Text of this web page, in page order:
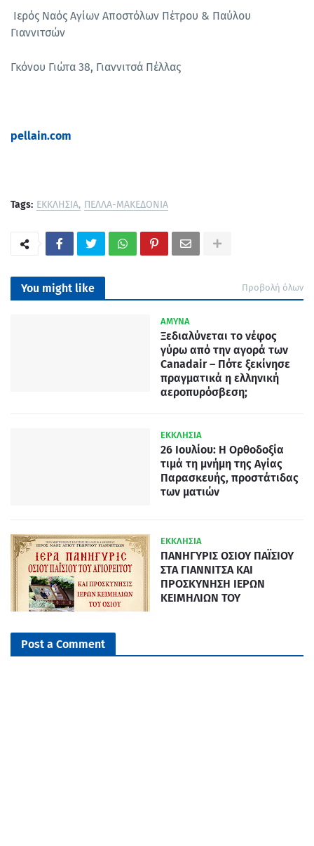
Ιερός Ναός Αγίων Αποστόλων Πέτρου & Παύλου
Γιαννιτσών
Γκόνου Γιώτα 38, Γιαννιτσά Πέλλας
pellain.com
Tags: ΕΚΚΛΗΣΙΑ ΠΕΛΛΑ-ΜΑΚΕΔΟΝΙΑ
You might like Προβολή όλων
ΑΜΥΝΑ
Ξεδιαλύνεται το νέφος
γύρω από την αγορά των
Canadair – Πότε ξεκίνησε
πραγματικά η ελληνική
αεροπυρόσβεση;
ΕΚΚΛΗΣΙΑ
26 Ιουλίου: Η Ορθοδοξία
τιμά τη μνήμη της Αγίας
Παρασκευής, προστάτιδας
των ματιών
ΕΚΚΛΗΣΙΑ
ΠΑΝΗΓΥΡΙΣ ΟΣΙΟΥ ΠΑΪΣΙΟΥ
ΣΤΑ ΓΙΑΝΝΙΤΣΑ ΚΑΙ
ΠΡΟΣΚΥΝΗΣΗ ΙΕΡΩΝ
ΚΕΙΜΗΛΙΩΝ ΤΟΥ
Post a Comment